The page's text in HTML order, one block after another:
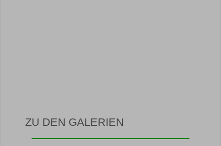
ZU DEN GALERIEN